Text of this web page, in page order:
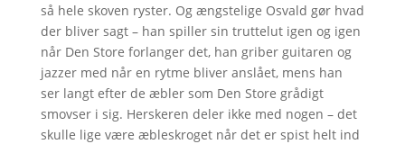
så hele skoven ryster. Og ængstelige Osvald gør hvad
der bliver sagt – han spiller sin truttelut igen og igen
når Den Store forlanger det, han griber guitaren og
jazzer med når en rytme bliver anslået, mens han
ser langt efter de æbler som Den Store grådigt
smovser i sig. Herskeren deler ikke med nogen – det
skulle lige være æbleskroget når det er spist helt ind